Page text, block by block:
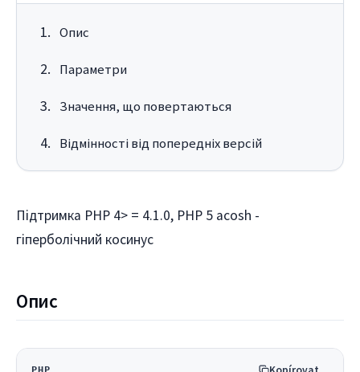
Oпис
Параметри
Значення, що повертаються
Відмінності від попередніх версій
Підтримка PHP 4> = 4.1.0, PHP 5 acosh -
гіперболічний косинус
Oпис